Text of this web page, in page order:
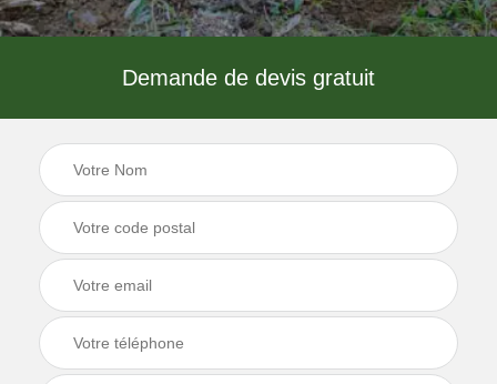
Demande de devis gratuit